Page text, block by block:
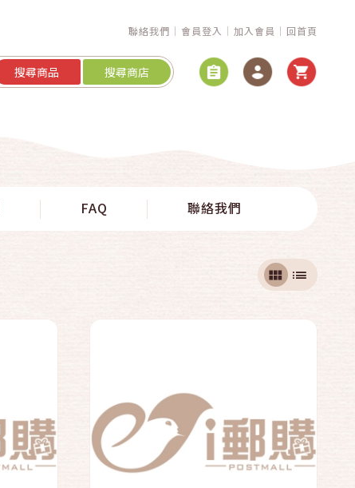
聯絡我們 會員登入 加入會員 回首頁
搜尋商品 搜尋商店
FAQ 聯絡我們